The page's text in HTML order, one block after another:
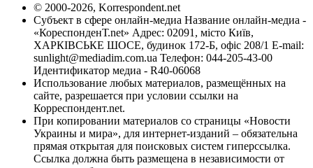
© 2000-2026, Korrespondent.net
Субъект в сфере онлайн-медиа Название онлайн-медиа -
«КореспонденТ.net» Адрес: 02091, місто Київ,
ХАРКІВСЬКЕ ШОСЕ, будинок 172-Б, офіс 208/1 E-mail:
sunlight@mediadim.com.ua Телефон: 044-205-43-00
Идентификатор медиа - R40-06068
Использование любых материалов, размещённых на
сайте, разрешается при условии ссылки на
Корреспондент.net.
При копировании материалов со страницы «Новости
Украины и мира», для интернет-изданий – обязательна
прямая открытая для поисковых систем гиперссылка.
Ссылка должна быть размещена в независимости от